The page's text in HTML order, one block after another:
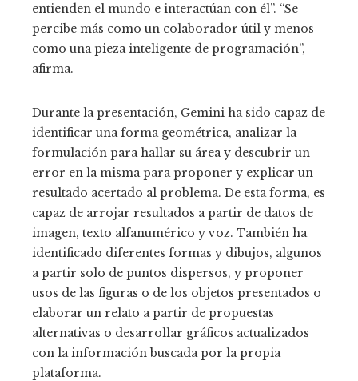
entienden el mundo e interactúan con él”. “Se
percibe más como un colaborador útil y menos
como una pieza inteligente de programación”,
afirma.
Durante la presentación, Gemini ha sido capaz de
identificar una forma geométrica, analizar la
formulación para hallar su área y descubrir un
error en la misma para proponer y explicar un
resultado acertado al problema. De esta forma, es
capaz de arrojar resultados a partir de datos de
imagen, texto alfanumérico y voz. También ha
identificado diferentes formas y dibujos, algunos
a partir solo de puntos dispersos, y proponer
usos de las figuras o de los objetos presentados o
elaborar un relato a partir de propuestas
alternativas o desarrollar gráficos actualizados
con la información buscada por la propia
plataforma.